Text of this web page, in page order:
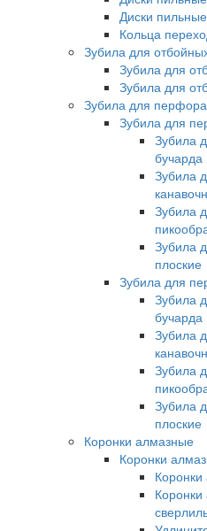
Диски
Кольца
Зубила для
Зубила для
Зубила для
Зубила для
Зубила для
Зубила
бучарда
Зубила
Зубила
Зубила
плоские
Зубила для
Зубила
бучарда
Зубила
Зубила
Зубила
плоские
Коронки алмазные
Коронки